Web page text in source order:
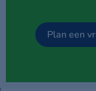
Plan een
Je e-mailadres
Reactie*